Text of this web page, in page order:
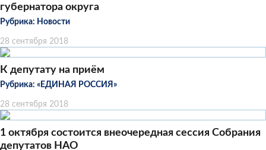
губернатора округа
Рубрика: Новости
28 сентября 2018
К депутату на приём
Рубрика: «ЕДИНАЯ РОССИЯ»
28 сентября 2018
1 октября состоится внеочередная сессия Собрания
депутатов НАО